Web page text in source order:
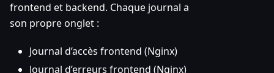
frontend et backend. Chaque journal a
son propre onglet :
Journal d’accès frontend (Nginx)
Journal d’erreurs frontend (Nginx)